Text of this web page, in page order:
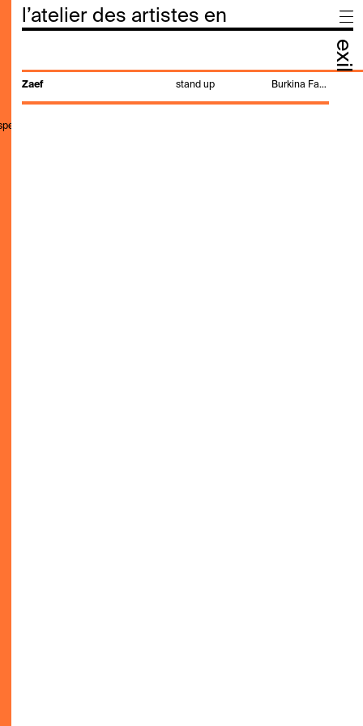
l’atelier des artistes en
exil
Zaef stand up Burkina Faso, Côte d'Ivoire, Gabon, Mali